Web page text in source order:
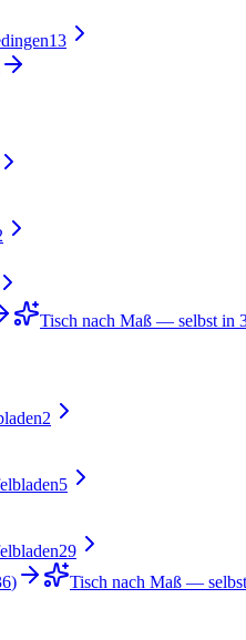
13
Tisch nach Maß — selbst in
2
5
29
)
Tisch nach Maß —